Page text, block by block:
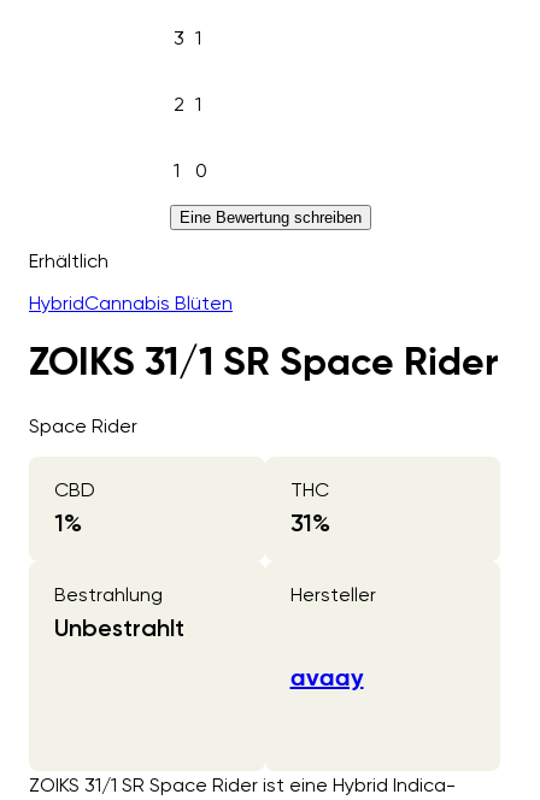
3 1
2 1
1 0
Eine Bewertung schreiben
Erhältlich
HybridCannabis Blüten
ZOIKS 31/1 SR Space Rider
Space Rider
CBD
1%
THC
31%
Bestrahlung
Unbestrahlt
Hersteller
avaay
ZOIKS 31/1 SR Space Rider ist eine Hybrid Indica-